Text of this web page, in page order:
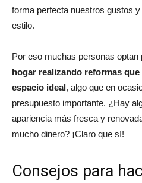
forma perfecta nuestros gustos
estilo.
Por eso muchas personas optan
hogar realizando reformas
espacio ideal, algo que en
presupuesto importante. ¿Hay
apariencia más fresca y
mucho dinero? ¡Claro que sí!
Consejos para